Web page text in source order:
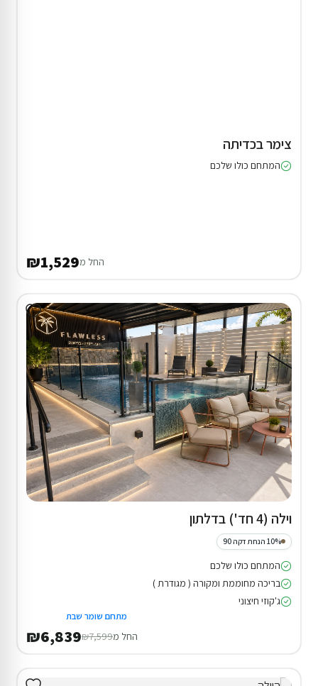
צימר בכדיתה
המתחם כולו שלכם
החל מ₪1,529
וילה (4 חד') בדלתון
10% הנחת דקה 90
המתחם כולו שלכם
בריכה מחוממת ומקורה ( מגודרת )
ג'קוזי חיצוני
מתחם שומר שבת
החל מ₪7,599
₪6,839